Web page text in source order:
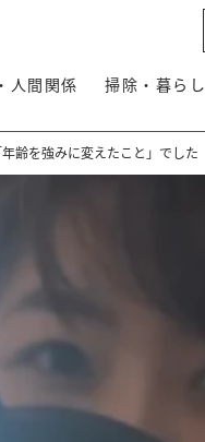
人間関係 掃除・暮らし
齢を強みに変えたこと」でした